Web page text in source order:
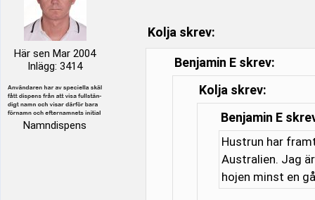
Här sen Mar 2004
Inlägg: 3414
Namndispens
Kolja skrev:
Benjamin E skrev:
Kolja skrev:
Benjamin E
Hustrun har
Australien. Jag
hojen minst en